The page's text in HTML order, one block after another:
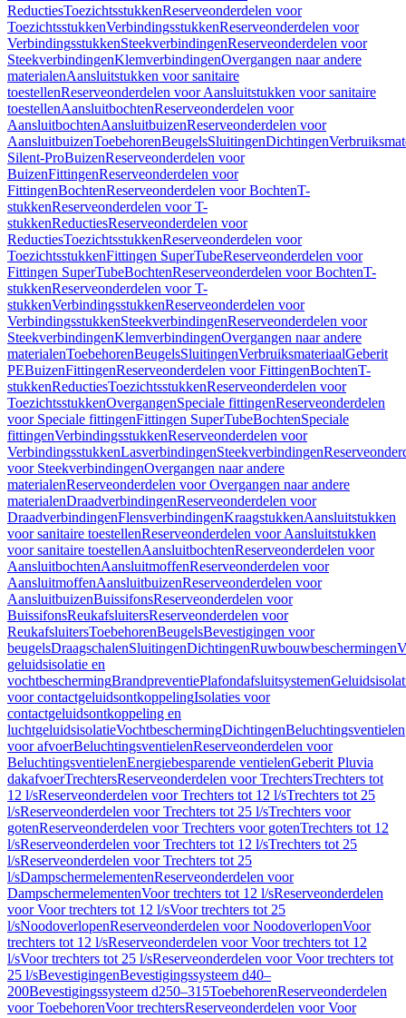
ReductiesToezichtsstukkenReserveonderdelen voor
ToezichtsstukkenVerbindingsstukkenReserveonderdelen voor
VerbindingsstukkenSteekverbindingenReserveonderdelen voor
SteekverbindingenKlemverbindingenOvergangen naar andere
materialenAansluitstukken voor sanitaire
toestellenReserveonderdelen voor Aansluitstukken voor sanitaire
toestellenAansluitbochtenReserveonderdelen voor
AansluitbochtenAansluitbuizenReserveonderdelen voor
AansluitbuizenToebehorenBeugelsSluitingenDichtingen
Silent-ProBuizenReserveonderdelen voor
BuizenFittingenReserveonderdelen voor
FittingenBochtenReserveonderdelen voor BochtenT-
stukkenReserveonderdelen voor T-
stukkenReductiesReserveonderdelen voor
ReductiesToezichtsstukkenReserveonderdelen voor
ToezichtsstukkenFittingen SuperTubeReserveonderdelen voor
Fittingen SuperTubeBochtenReserveonderdelen voor BochtenT-
stukkenReserveonderdelen voor T-
stukkenVerbindingsstukkenReserveonderdelen voor
VerbindingsstukkenSteekverbindingenReserveonderdelen voor
SteekverbindingenKlemverbindingenOvergangen naar andere
materialenToebehorenBeugelsSluitingenVerbruiksmateriaalGeberit
PEBuizenFittingenReserveonderdelen voor FittingenBochtenT-
stukkenReductiesToezichtsstukkenReserveonderdelen voor
ToezichtsstukkenOvergangenSpeciale fittingenReserveonderdelen
voor Speciale fittingenFittingen SuperTubeBochtenSpeciale
fittingenVerbindingsstukkenReserveonderdelen voor
VerbindingsstukkenLasverbindingenSteekverbindingen
voor SteekverbindingenOvergangen naar andere
materialenReserveonderdelen voor Overgangen naar andere
materialenDraadverbindingenReserveonderdelen voor
DraadverbindingenFlensverbindingenKraagstukkenAansluitstukken
voor sanitaire toestellenReserveonderdelen voor Aansluitstukken
voor sanitaire toestellenAansluitbochtenReserveonderdelen voor
AansluitbochtenAansluitmoffenReserveonderdelen voor
AansluitmoffenAansluitbuizenReserveonderdelen voor
AansluitbuizenBuissifonsReserveonderdelen voor
BuissifonsReukafsluitersReserveonderdelen voor
ReukafsluitersToebehorenBeugelsBevestigingen voor
beugelsDraagschalenSluitingenDichtingenRuwbouwbeschermingen
geluidsisolatie en
vochtbeschermingBrandpreventiePlafondafsluitsystemen
voor contactgeluidsontkoppelingIsolaties voor
contactgeluidsontkoppeling en
luchtgeluidsisolatieVochtbeschermingDichtingenBeluchtingsventielen
voor afvoerBeluchtingsventielenReserveonderdelen voor
BeluchtingsventielenEnergiebesparende ventielenGeberit Pluvia
dakafvoerTrechtersReserveonderdelen voor TrechtersTrechters tot
12 l/sReserveonderdelen voor Trechters tot 12 l/sTrechters tot 25
l/sReserveonderdelen voor Trechters tot 25 l/sTrechters voor
gotenReserveonderdelen voor Trechters voor gotenTrechters tot 12
l/sReserveonderdelen voor Trechters tot 12 l/sTrechters tot 25
l/sReserveonderdelen voor Trechters tot 25
l/sDampschermelementenReserveonderdelen voor
DampschermelementenVoor trechters tot 12 l/sReserveonderdelen
voor Voor trechters tot 12 l/sVoor trechters tot 25
l/sNoodoverlopenReserveonderdelen voor NoodoverlopenVoor
trechters tot 12 l/sReserveonderdelen voor Voor trechters tot 12
l/sVoor trechters tot 25 l/sReserveonderdelen voor Voor trechters tot
25 l/sBevestigingenBevestigingssysteem d40–
200Bevestigingssysteem d250–315ToebehorenReserveonderdelen
voor ToebehorenVoor trechtersReserveonderdelen voor Voor